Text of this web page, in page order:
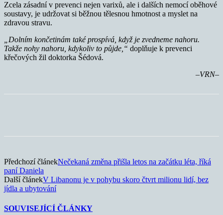
Zcela zásadní v prevenci nejen varixů, ale i dalších nemocí oběhové
soustavy, je udržovat si běžnou tělesnou hmotnost a myslet na
zdravou stravu.
„Dolním končetinám také prospívá, když je zvedneme nahoru.
Takže nohy nahoru, kdykoliv to půjde,“ doplňuje k prevenci
křečových žil doktorka Šédová.
–VRN–
Předchozí článekNečekaná změna přišla letos na začátku léta, říká
paní Daniela
Další článekV Libanonu je v pohybu skoro čtvrt milionu lidí, bez
jídla a ubytování
SOUVISEJÍCÍ ČLÁNKY